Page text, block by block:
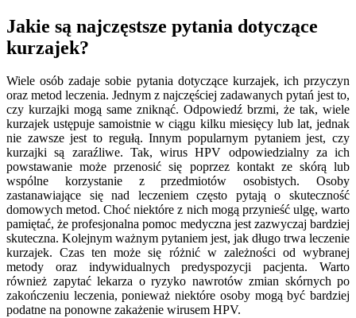
Jakie są najczęstsze pytania dotyczące
kurzajek?
Wiele osób zadaje sobie pytania dotyczące kurzajek, ich przyczyn
oraz metod leczenia. Jednym z najczęściej zadawanych pytań jest to,
czy kurzajki mogą same zniknąć. Odpowiedź brzmi, że tak, wiele
kurzajek ustępuje samoistnie w ciągu kilku miesięcy lub lat, jednak
nie zawsze jest to regułą. Innym popularnym pytaniem jest, czy
kurzajki są zaraźliwe. Tak, wirus HPV odpowiedzialny za ich
powstawanie może przenosić się poprzez kontakt ze skórą lub
wspólne korzystanie z przedmiotów osobistych. Osoby
zastanawiające się nad leczeniem często pytają o skuteczność
domowych metod. Choć niektóre z nich mogą przynieść ulgę, warto
pamiętać, że profesjonalna pomoc medyczna jest zazwyczaj bardziej
skuteczna. Kolejnym ważnym pytaniem jest, jak długo trwa leczenie
kurzajek. Czas ten może się różnić w zależności od wybranej
metody oraz indywidualnych predyspozycji pacjenta. Warto
również zapytać lekarza o ryzyko nawrotów zmian skórnych po
zakończeniu leczenia, ponieważ niektóre osoby mogą być bardziej
podatne na ponowne zakażenie wirusem HPV.